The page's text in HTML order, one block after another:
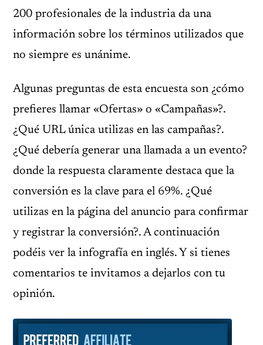
200 profesionales de la industria da una
información sobre los términos utilizados que
no siempre es unánime.
Algunas preguntas de esta encuesta son ¿cómo
prefieres llamar «Ofertas» o «Campañas»?.
¿Qué URL única utilizas en las campañas?.
¿Qué debería generar una llamada a un evento?
donde la respuesta claramente destaca que la
conversión es la clave para el 69%. ¿Qué
utilizas en la página del anuncio para confirmar
y registrar la conversión?. A continuación
podéis ver la infografía en inglés. Y si tienes
comentarios te invitamos a dejarlos con tu
opinión.